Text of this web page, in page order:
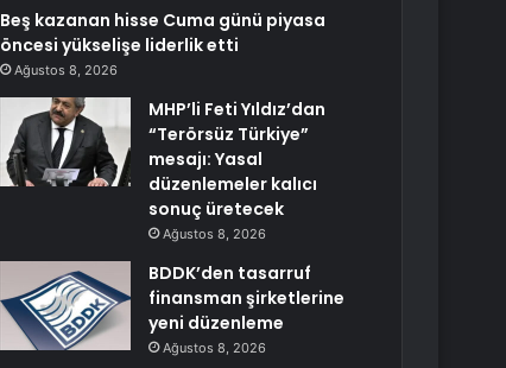
Beş kazanan hisse Cuma günü piyasa
öncesi yükselişe liderlik etti
Ağustos 8, 2026
MHP’li Feti Yıldız’dan
“Terörsüz Türkiye”
mesajı: Yasal
düzenlemeler kalıcı
sonuç üretecek
Ağustos 8, 2026
BDDK’den tasarruf
finansman şirketlerine
yeni düzenleme
Ağustos 8, 2026